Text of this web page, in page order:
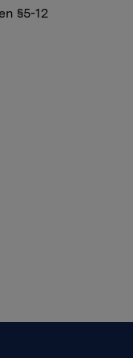
§5-12